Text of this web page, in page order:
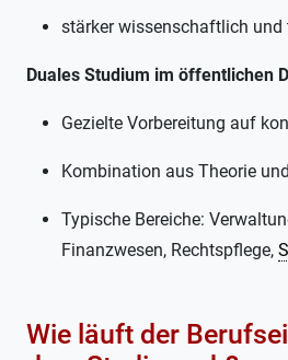
stärker wissenschaftlich und
Duales Studium im öffentlichen
Gezielte Vorbereitung auf
Kombination aus Theorie
Typische Bereiche:
Finanzwesen, Rechtspflege,
Wie läuft der